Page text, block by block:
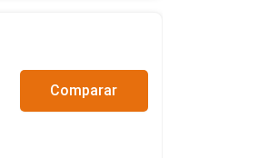
Comparar